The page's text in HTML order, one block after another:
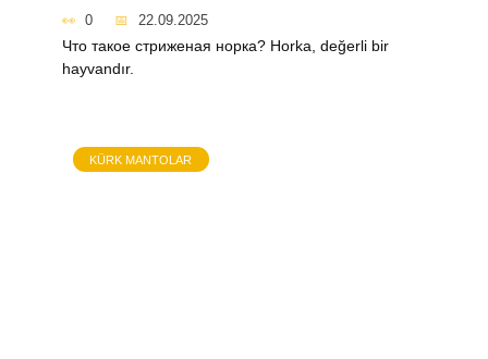
0 22.09.2025
Что такое стриженая норка? Нorka, değerli bir
hayvandır.
KÜRK MANTOLAR